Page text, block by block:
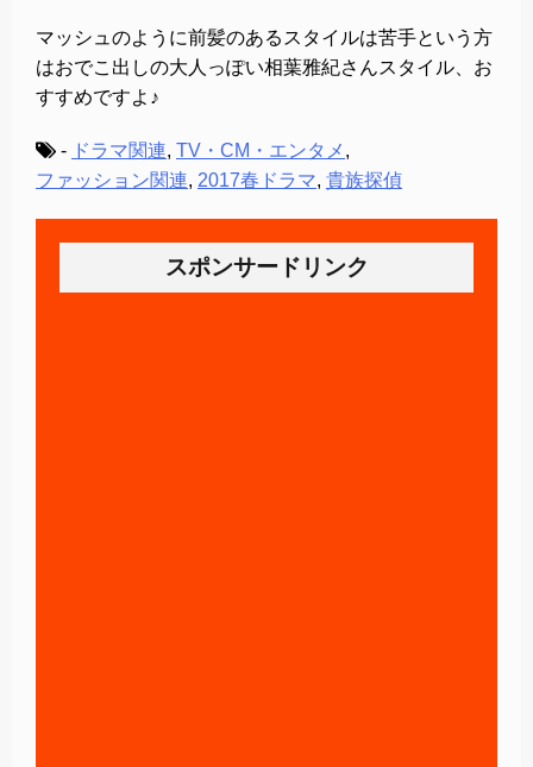
マッシュのように前髪のあるスタイルは苦手という方
はおでこ出しの大人っぽい相葉雅紀さんスタイル、お
すすめですよ♪
- ドラマ関連, TV・CM・エンタメ ,
ファッション関連, 2017春ドラマ, 貴族探偵
スポンサードリンク